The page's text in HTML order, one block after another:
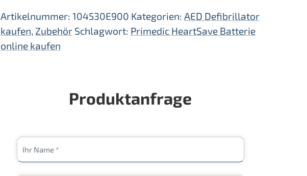
Artikelnummer: 104530E900 Kategorien: AED Defibrillator
kaufen, Zubehör Schlagwort: Primedic HeartSave Batterie
online kaufen
Produktanfrage